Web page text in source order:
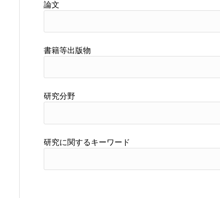
論文
書籍等出版物
研究分野
研究に関するキーワード